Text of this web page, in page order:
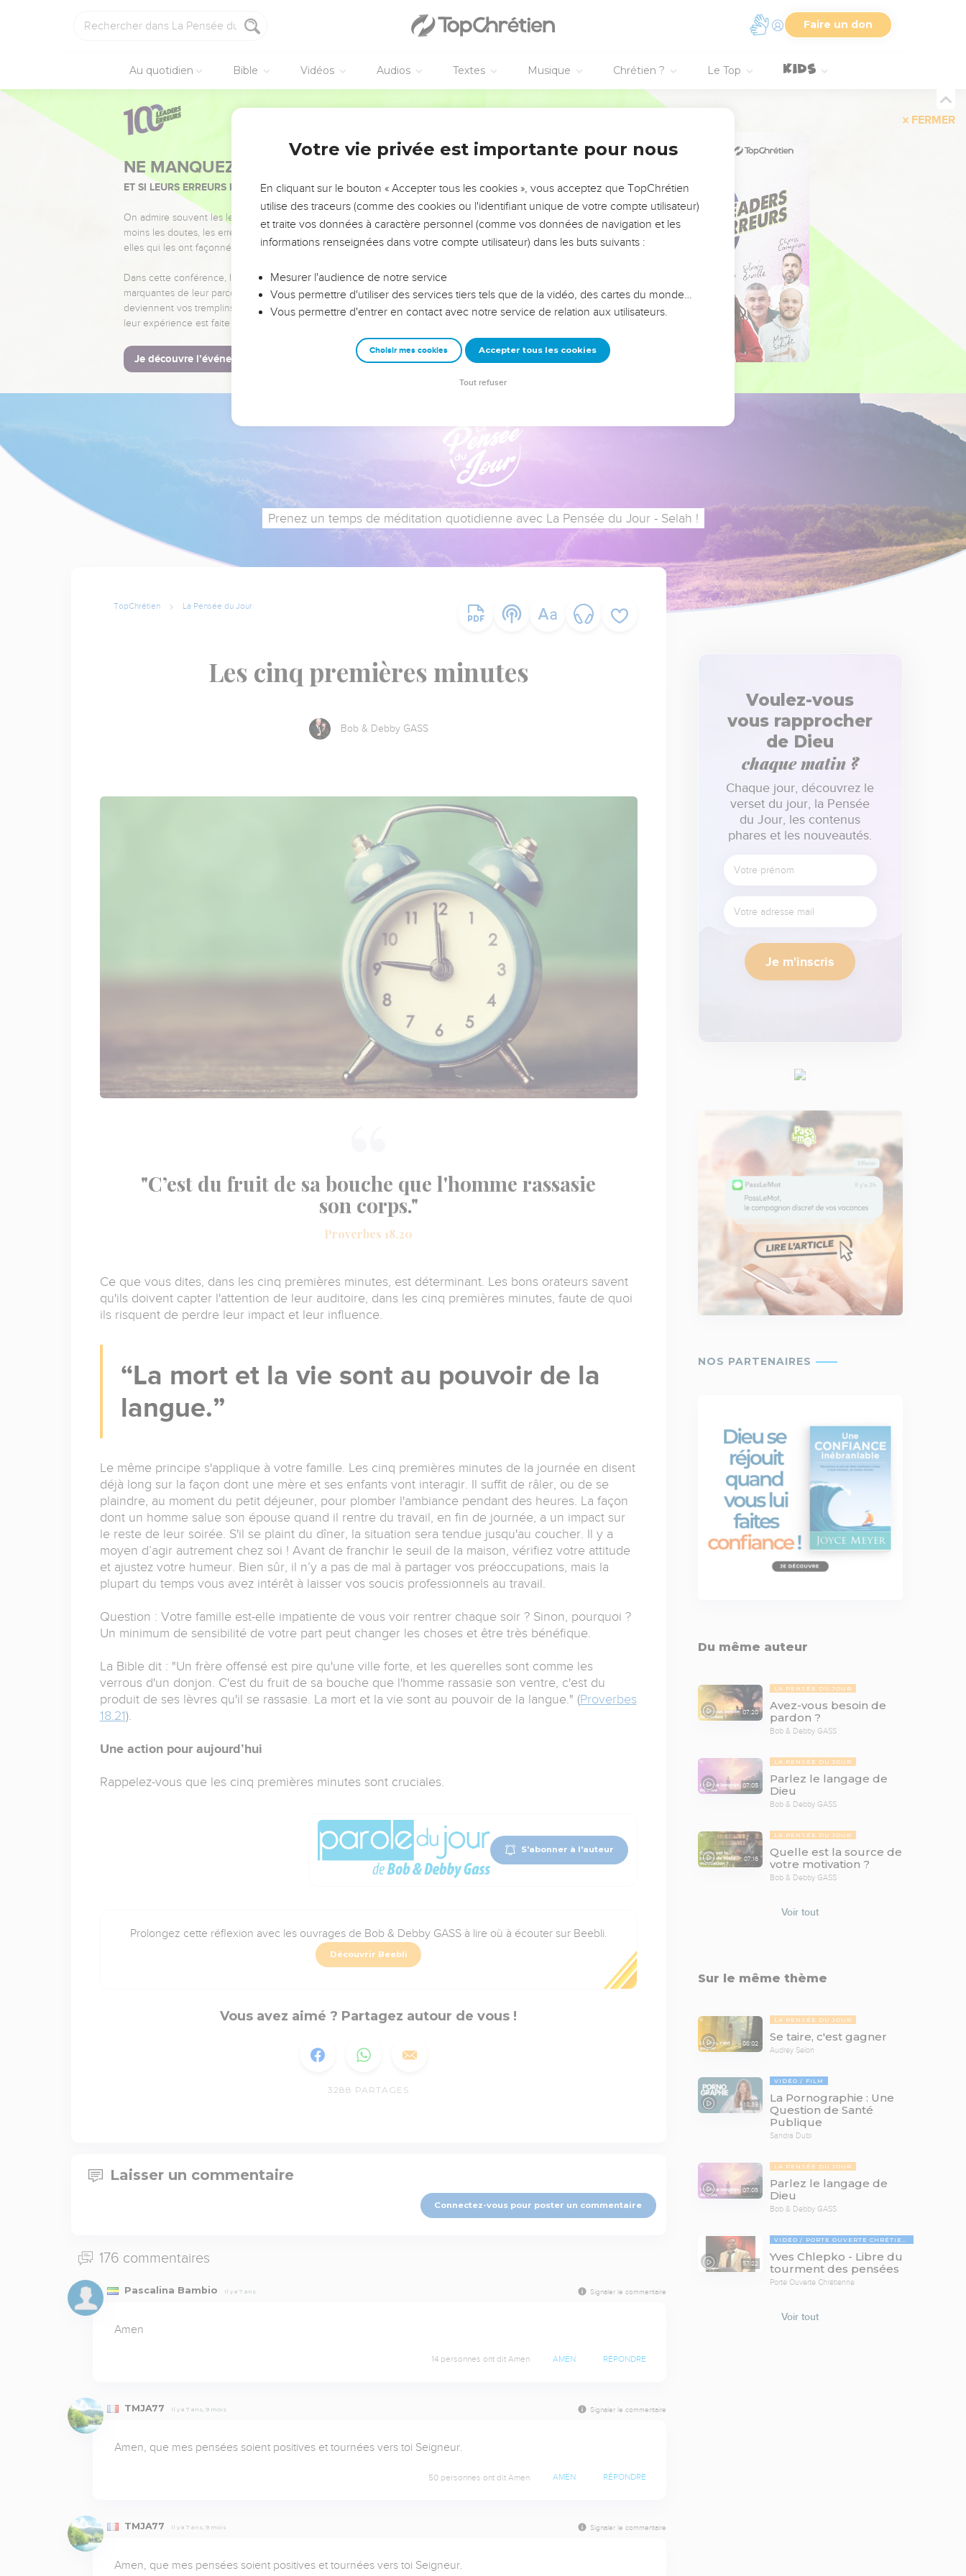
Faire un don
Au quotidien Bible Vidéos Audios Textes Musique Chrétien ? Le Top
FERMER
NE MANQUEZ PAS L’ÉVÉNEMENT DE L’ANNÉE !
ET SI LEURS ERREURS POUVAIENT VOUS ÉVITER LES VOTRES ?
On admire souvent les leaders pour leurs réussites, leur impact, leur foi ou leur vision. Mais on voit
moins les doutes, les erreurs et les saisons difficiles qu'ils ont traversés, alors même que ce sont
elles qui les ont façonnés.
Dans cette conférence, leaders, entrepreneurs, et responsables reviennent sur les erreurs
marquantes de leur parcours et les clés pour avancer avec plus de sagesse afin que leurs erreurs
deviennent vos tremplins. Que vous guidiez un ministère, une équipe, un groupe ou une famille,
leur expérience est faite pour vous.
Je découvre l’événement
Prenez un temps de méditation quotidienne avec La Pensée du Jour - Selah !
TopChrétien La Pensée du Jour
Les cinq premières minutes
Bob & Debby GASS
"C’est du fruit de sa bouche que l'homme rassasie
son corps."
Proverbes 18.20
Ce que vous dites, dans les cinq premières minutes, est déterminant. Les bons orateurs savent
qu'ils doivent capter l'attention de leur auditoire, dans les cinq premières minutes, faute de quoi
ils risquent de perdre leur impact et leur influence.
La mort et la vie sont au pouvoir de la
langue.
Le même principe s'applique à votre famille. Les cinq premières minutes de la journée en disent
déjà long sur la façon dont une mère et ses enfants vont interagir. Il suffit de râler, ou de se
plaindre, au moment du petit déjeuner, pour plomber l'ambiance pendant des heures. La façon
dont un homme salue son épouse quand il rentre du travail, en fin de journée, a un impact sur
le reste de leur soirée. S'il se plaint du dîner, la situation sera tendue jusqu'au coucher. Il y a
moyen d’agir autrement chez soi ! Avant de franchir le seuil de la maison, vérifiez votre attitude
et ajustez votre humeur. Bien sûr, il n’y a pas de mal à partager vos préoccupations, mais la
plupart du temps vous avez intérêt à laisser vos soucis professionnels au travail.
Question : Votre famille est-elle impatiente de vous voir rentrer chaque soir ? Sinon, pourquoi ?
Un minimum de sensibilité de votre part peut changer les choses et être très bénéfique.
La Bible dit : "Un frère offensé est pire qu'une ville forte, et les querelles sont comme les
verrous d'un donjon. C'est du fruit de sa bouche que l'homme rassasie son ventre, c'est du
produit de ses lèvres qu'il se rassasie. La mort et la vie sont au pouvoir de la langue." (Proverbes
18.21).
Une action pour aujourd’hui
Rappelez-vous que les cinq premières minutes sont cruciales.
S'abonner à l'auteur
Prolongez cette réflexion avec les ouvrages de Bob & Debby GASS à lire où à écouter sur Beebli.
Découvrir Beebli
Vous avez aimé ? Partagez autour de vous !
3288 PARTAGES
Laisser un commentaire
Connectez-vous pour poster un commentaire
176 commentaires
Pascalina Bambio Il y a 7 ans Signaler le commentaire
Amen
14 personnes ont dit Amen AMEN RÉPONDRE
TMJA77 Il y a 7 ans, 9 mois Signaler le commentaire
Amen, que mes pensées soient positives et tournées vers toi Seigneur.
50 personnes ont dit Amen AMEN RÉPONDRE
TMJA77 Il y a 7 ans, 9 mois Signaler le commentaire
Amen, que mes pensées soient positives et tournées vers toi Seigneur.
Voulez-vous
vous rapprocher
de Dieu
chaque matin ?
Chaque jour, découvrez le
verset du jour, la Pensée
du Jour, les contenus
phares et les nouveautés.
Je m'inscris
Du même auteur
07:20
LA PENSÉE DU JOUR
Avez-vous besoin de
pardon ?
Bob & Debby GASS
07:05
LA PENSÉE DU JOUR
Parlez le langage de
Dieu
Bob & Debby GASS
07:16
LA PENSÉE DU JOUR
Quelle est la source de
votre motivation ?
Bob & Debby GASS
Voir tout
Sur le même thème
08:02
LA PENSÉE DU JOUR
Se taire, c'est gagner
Audrey Selon
18:39
VIDÉO FILM
La Pornographie : Une
Question de Santé
Publique
Sandra Dubi
07:05
LA PENSÉE DU JOUR
Parlez le langage de
Dieu
Bob & Debby GASS
57:22
VIDÉO PORTE OUVERTE CHRÉTIENNE
Yves Chlepko - Libre du
tourment des pensées
Porte Ouverte Chrétienne
Voir tout
Votre vie privée est importante pour nous
En cliquant sur le bouton « Accepter tous les cookies », vous acceptez que TopChrétien
utilise des traceurs (comme des cookies ou l'identifiant unique de votre compte utilisateur)
et traite vos données à caractère personnel (comme vos données de navigation et les
informations renseignées dans votre compte utilisateur) dans les buts suivants :
Mesurer l'audience de notre service
Vous permettre d'utiliser des services tiers tels que de la vidéo, des cartes du monde…
Vous permettre d'entrer en contact avec notre service de relation aux utilisateurs.
Choisir mes cookies Accepter tous les cookies
Tout refuser